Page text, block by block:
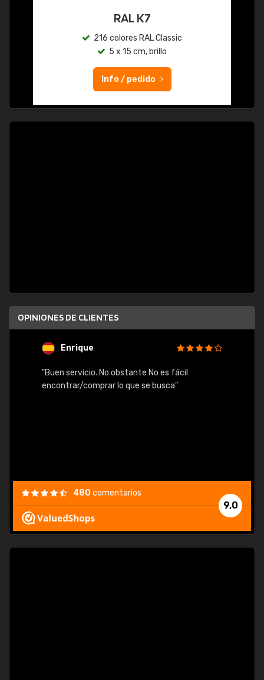
RAL K7
216 colores RAL Classic
5 x 15 cm, brillo
Info / pedido
OPINIONES DE CLIENTES
Enrique
"Buen servicio. No obstante No es fácil
encontrar/comprar lo que se busca"
9,0
480 comentarios